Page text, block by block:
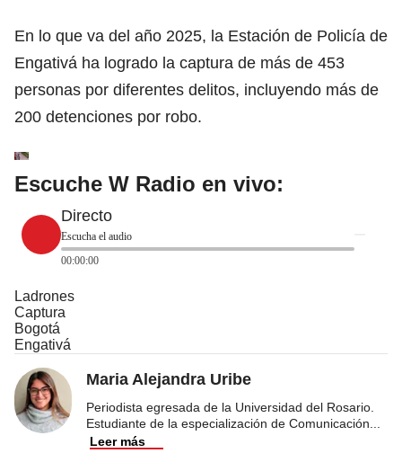
En lo que va del año 2025, la Estación de Policía de
Engativá ha logrado la captura de más de 453
personas por diferentes delitos, incluyendo más de
200 detenciones por robo.
Escuche W Radio en vivo:
Directo
Escucha el audio
00:00:00
Ladrones
Captura
Bogotá
Engativá
Maria Alejandra Uribe
Periodista egresada de la Universidad del Rosario.
Estudiante de la especialización de Comunicación
Leer más